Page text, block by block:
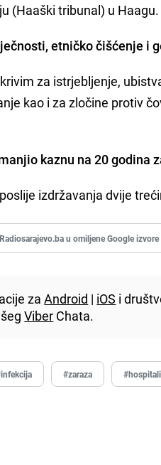
(Haaški tribunal) u Haagu.
etničko čišćenje i
za istrjebljenje,
kao i za zločine protiv
kaznu na 20 godina
izdržavanja dvije
u omiljene Google izvore
zaAndroid | iOS i
Viber Chata.
#zaraza